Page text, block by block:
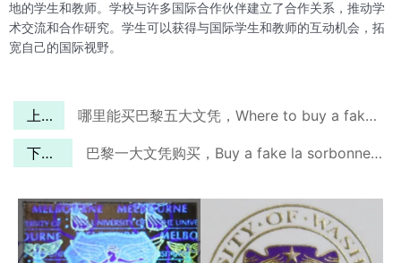
地的学生和教师。学校与许多国际合作伙伴建立了合作关系，推动学
术交流和合作研究。学生可以获得与国际学生和教师的互动机会，拓
宽自己的国际视野。
上一篇 哪里能买巴黎五大文凭，Where to buy a fake Paris Descartes University diploma?
下一篇 巴黎一大文凭购买，Buy a fake la sorbonne paris 1 diploma?